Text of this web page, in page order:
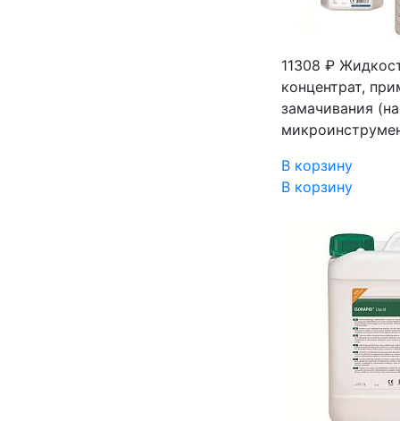
11308 ₽
концентрат,
замачивания
В корзину
В корзину